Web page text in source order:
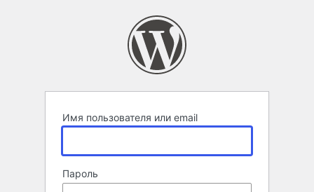
Имя пользователя или email
Пароль